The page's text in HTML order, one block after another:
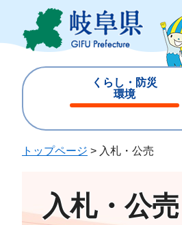
ジ
ュ
くらし・防災
環境
じ
トップページ > 入札・公売
入札・公売